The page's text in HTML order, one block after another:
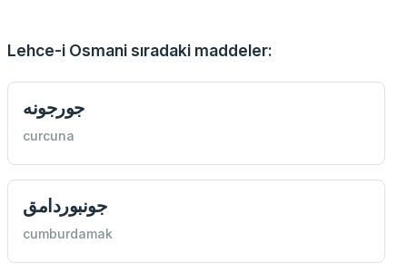
Lehce-i Osmani sıradaki maddeler:
جورجونه
curcuna
جونبوردامق
cumburdamak